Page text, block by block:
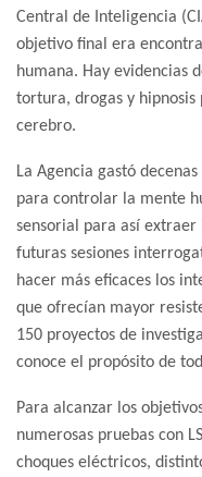
Central de Inteligencia
objetivo final era
humana. Hay evidencias
tortura, drogas y
cerebro.
La Agencia gastó
para controlar la mente
sensorial para así
futuras sesiones
hacer más eficaces los
que ofrecían mayor
150 proyectos de
conoce el propósito de
Para alcanzar los
numerosas pruebas con
choques eléctricos,